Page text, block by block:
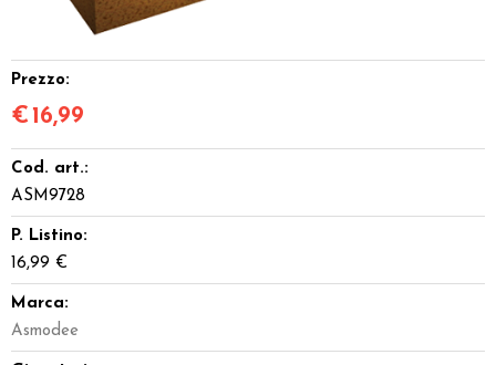
Prezzo:
€ 16,99
Cod. art.:
ASM9728
P. Listino:
16,99 €
Marca:
Asmodee